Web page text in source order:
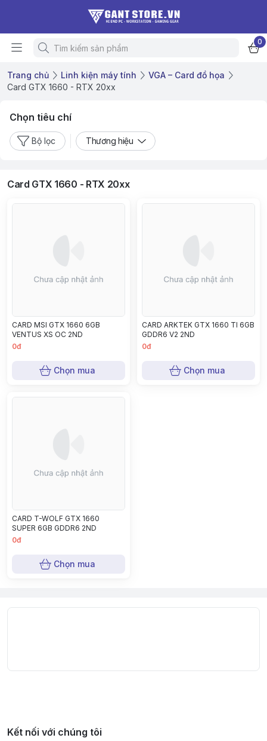
0
Trang chủ Linh kiện máy tính
VGA – Card đồ họa
Card GTX 1660 - RTX 20xx
Chọn tiêu chí
Bộ lọc Thương hiệu
Card GTX 1660 - RTX 20xx
CARD MSI GTX 1660 6GB
VENTUS XS OC 2ND
0đ
Chọn mua
CARD ARKTEK GTX 1660 TI 6GB
GDDR6 V2 2ND
0đ
Chọn mua
CARD T-WOLF GTX 1660
SUPER 6GB GDDR6 2ND
0đ
Chọn mua
Kết nối với chúng tôi